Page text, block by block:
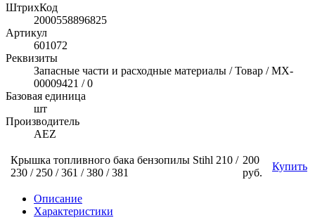
ШтрихКод
2000558896825
Артикул
601072
Реквизиты
Запасные части и расходные материалы / Товар / MX-
00009421 / 0
Базовая единица
шт
Производитель
AEZ
Крышка топливного бака бензопилы Stihl 210 /
230 / 250 / 361 / 380 / 381
200
руб.
Купить
Описание
Характеристики